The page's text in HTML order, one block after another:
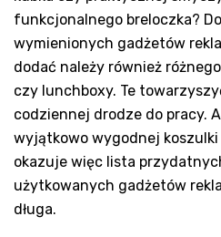
funkcjonalnego breloczka?
wymienionych gadżetów
dodać należy również
czy lunchboxy. Te
codziennej drodze do pracy.
wyjątkowo wygodnej
okazuje więc lista
użytkowanych gadżetów
długa.